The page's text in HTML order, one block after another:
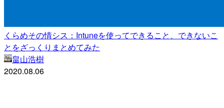
くらめその情シス：Intuneを使ってできること、できないこ
とをざっくりまとめてみた
畠山浩樹
2020.08.06